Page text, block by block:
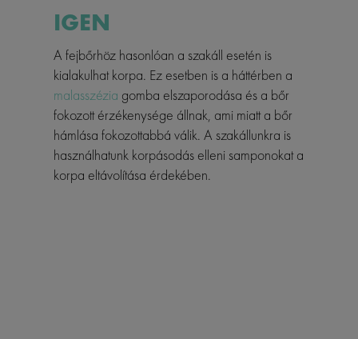
IGEN
A fejbőrhöz hasonlóan a szakáll esetén is
kialakulhat korpa. Ez esetben is a háttérben a
malasszézia gomba elszaporodása és a bőr
fokozott érzékenysége állnak, ami miatt a bőr
hámlása fokozottabbá válik. A szakállunkra is
használhatunk korpásodás elleni samponokat a
korpa eltávolítása érdekében.